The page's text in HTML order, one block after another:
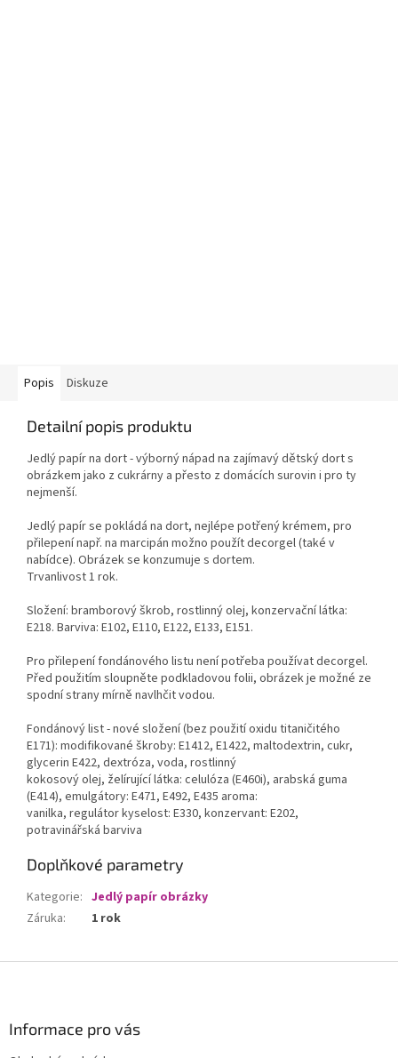
Popis Diskuze
Detailní popis produktu
Jedlý papír na dort - výborný nápad na zajímavý dětský dort s
obrázkem jako z cukrárny a přesto z domácích surovin i pro ty
nejmenší.
Jedlý papír se pokládá na dort, nejlépe potřený krémem, pro
přilepení např. na marcipán možno použít decorgel (také v
nabídce). Obrázek se konzumuje s dortem.
Trvanlivost 1 rok.
Složení: bramborový škrob, rostlinný olej, konzervační látka:
E218. Barviva: E102, E110, E122, E133, E151.
Pro přilepení fondánového listu není potřeba používat decorgel.
Před použitím sloupněte podkladovou folii, obrázek je možné ze
spodní strany mírně navlhčit vodou.
Fondánový list - nové složení (bez použití oxidu titaničitého
E171): modifikované škroby: E1412, E1422, maltodextrin, cukr,
glycerin E422, dextróza, voda, rostlinný
kokosový olej, želírující látka: celulóza (E460i), arabská guma
(E414), emulgátory: E471, E492, E435 aroma:
vanilka, regulátor kyselost: E330, konzervant: E202,
potravinářská barviva
Doplňkové parametry
Kategorie: Jedlý papír obrázky
Záruka: 1 rok
Informace pro vás